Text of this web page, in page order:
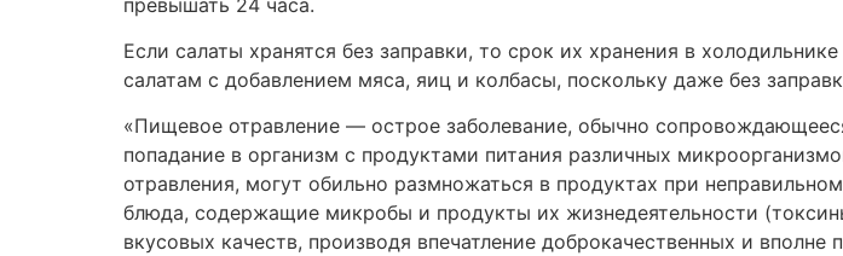
Если салаты хранятся без заправки, то срок их хранения в
салатам с добавлением мяса, яиц и колбасы, поскольку даже без
«Пищевое отравление — острое заболевание, обычно
попадание в организм с продуктами питания различных
отравления, могут обильно размножаться в продуктах при
блюда, содержащие микробы и продукты их жизнедеятельности
вкусовых качеств, производя впечатление доброкачественных и